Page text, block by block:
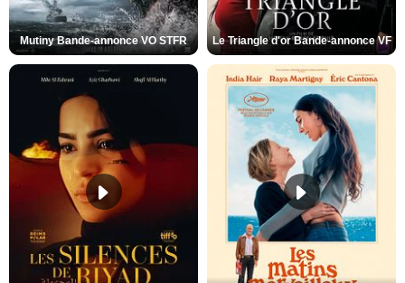
Mutiny Bande-annonce VO STFR Le Triangle d'or Bande-annonce VF